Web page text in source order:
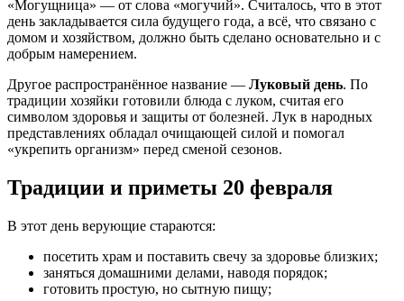
«Могущница» — от слова «могучий». Считалось, что в этот
день закладывается сила будущего года, а всё, что связано с
домом и хозяйством, должно быть сделано основательно и с
добрым намерением.
Другое распространённое название — Луковый день. По
традиции хозяйки готовили блюда с луком, считая его
символом здоровья и защиты от болезней. Лук в народных
представлениях обладал очищающей силой и помогал
«укрепить организм» перед сменой сезонов.
Традиции и приметы 20 февраля
В этот день верующие стараются:
посетить храм и поставить свечу за здоровье близких;
заняться домашними делами, наводя порядок;
готовить простую, но сытную пищу;